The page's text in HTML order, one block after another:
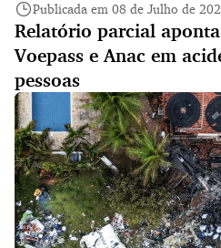
Publicada em 08 de Julho de
Relatório parcial
Voepass e Anac em
pessoas